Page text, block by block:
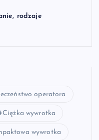
rodzaje
operatora
Ciężka wywrotka
wywrotka